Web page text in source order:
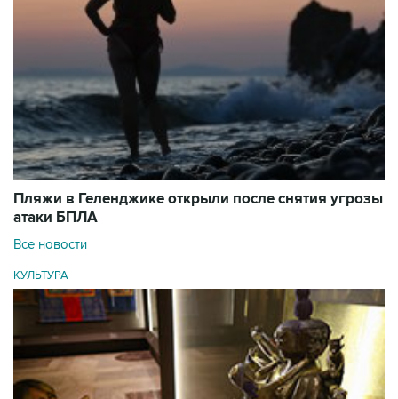
Пляжи в Геленджике открыли после снятия угрозы
атаки БПЛА
Все новости
КУЛЬТУРА